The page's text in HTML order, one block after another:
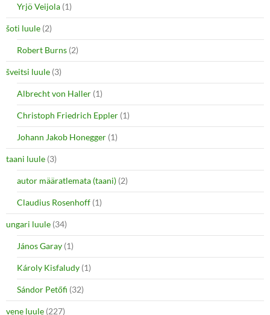
Yrjö Veijola (1)
šoti luule (2)
Robert Burns (2)
šveitsi luule (3)
Albrecht von Haller (1)
Christoph Friedrich Eppler (1)
Johann Jakob Honegger (1)
taani luule (3)
autor määratlemata (taani) (2)
Claudius Rosenhoff (1)
ungari luule (34)
János Garay (1)
Károly Kisfaludy (1)
Sándor Petőfi (32)
vene luule (227)